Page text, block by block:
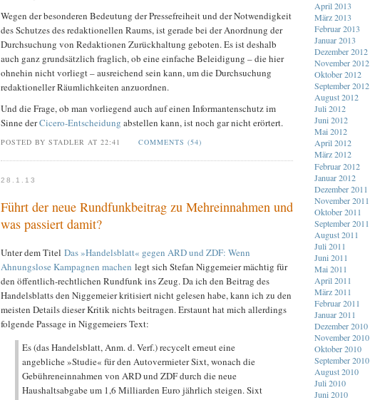
Wegen der besonderen Bedeutung der Pressefreiheit und der Notwendigkeit
des Schutzes des redaktionellen Raums, ist gerade bei der Anordnung der
Durchsuchung von Redaktionen Zurückhaltung geboten. Es ist deshalb
auch ganz grundsätzlich fraglich, ob eine einfache Beleidigung – die hier
ohnehin nicht vorliegt – ausreichend sein kann, um die Durchsuchung
redaktioneller Räumlichkeiten anzuordnen.
Und die Frage, ob man vorliegend auch auf einen Informantenschutz im
Sinne derCicero-Entscheidung abstellen kann, ist noch gar nicht erörtert.
POSTED BY STADLER AT 22:41 COMMENTS (54)
28.1.13
Führt der neue Rundfunkbeitrag zu Mehreinnahmen und
was passiert damit?
Unter dem Titel Das »Handelsblatt« gegen ARD und ZDF: Wenn
Ahnungslose Kampagnen machen legt sich Stefan Niggemeier mächtig für
den öffentlich-rechtlichen Rundfunk ins Zeug. Da ich den Beitrag des
Handelsblatts den Niggemeier kritisiert nicht gelesen habe, kann ich zu den
meisten Details dieser Kritik nichts beitragen. Erstaunt hat mich allerdings
folgende Passage in Niggemeiers Text:
Es (das Handelsblatt, Anm. d. Verf.) recycelt erneut eine
angebliche »Studie« für den Autovermieter Sixt, wonach die
Gebühreneinnahmen von ARD und ZDF durch die neue
Haushaltsabgabe um 1,6 Milliarden Euro jährlich steigen. Sixt
April 2013
März 2013
Februar 2013
Januar 2013
Dezember 2012
November 2012
Oktober 2012
September 2012
August 2012
Juli 2012
Juni 2012
Mai 2012
April 2012
März 2012
Februar 2012
Januar 2012
Dezember 2011
November 2011
Oktober 2011
September 2011
August 2011
Juli 2011
Juni 2011
Mai 2011
April 2011
März 2011
Februar 2011
Januar 2011
Dezember 2010
November 2010
Oktober 2010
September 2010
August 2010
Juli 2010
Juni 2010